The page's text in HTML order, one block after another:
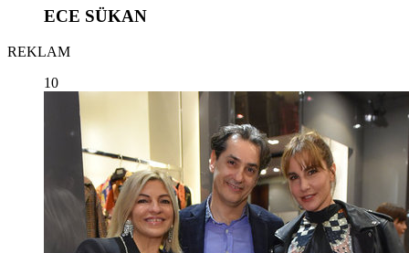
ECE SÜKAN
REKLAM
10